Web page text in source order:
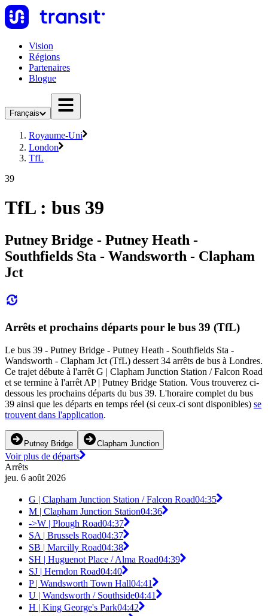
Vision
Régions
Partenaires
Blogue
Français
Royaume-Uni
London
TfL
39
TfL : bus 39
Putney Bridge - Putney Heath -
Southfields Sta - Wandsworth - Clapham
Jct
Arrêts et prochains départs pour le bus 39 (TfL)
Le bus 39 - Putney Bridge - Putney Heath - Southfields Sta -
Wandsworth - Clapham Jct (TfL) dessert 34 arrêts de bus à Londres.
Ce trajet débute à l'arrêt G | Clapham Junction Station / Falcon Road
et se termine à l'arrêt AP | Putney Bridge Station. Vous trouverez ci-
dessous les prochains départs du bus 39. L'horaire complet du bus
39 ainsi que les départs en temps réel (si ceux-ci sont disponibles) se
trouvent dans l'application.
Putney Bridge Clapham Junction
Voir plus de départs
Arrêts
jeu. 6 août 2026
G | Clapham Junction Station / Falcon Road04:35
M | Clapham Junction Station04:36
->W | Plough Road04:37
SA | Brussels Road04:37
SB | Marcilly Road04:38
SH | Huguenot Place / Alma Road04:39
SJ | Herndon Road04:40
P | Wandsworth Town Hall04:41
U | Wandsworth / Southside04:41
H | King George's Park04:42